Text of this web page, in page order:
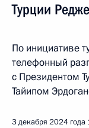
Турции
По инициативе
телефонный
с Президентом
Тайипом
3 декабря 2024 года